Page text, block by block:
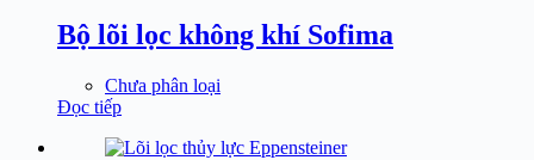
Bộ lõi lọc không khí Sofima
Chưa phân loại
Đọc tiếp